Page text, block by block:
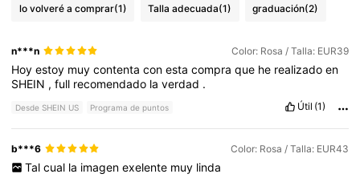
lo volveré a comprar(1) Talla adecuada(1) graduación(2)
n***n Color: Rosa / Talla: EUR39
Hoyestoy muycontentaconestacompraque he realizadoen
SHEIN ,full recomendado laverdad .
Desde SHEIN US Programa de puntos Útil (1)
b***6 Color: Rosa / Talla: EUR43
Tal cual la imagen exelente muy linda